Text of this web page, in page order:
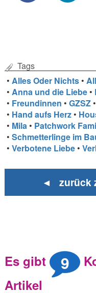
Tags
•Alles Oder Nichts •
•Anna und die Liebe •
• Freundinnen •GZSZ
• Hand aufs Herz •
• Mila • Patchwork
•Schmetterlinge im
•Verbotene Liebe •
◄ zurück
Es gibt 9
Artikel